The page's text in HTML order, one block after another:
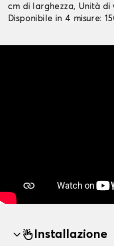
cm di larghezza, Unità
Disponibile in 4 misure:
Installazione